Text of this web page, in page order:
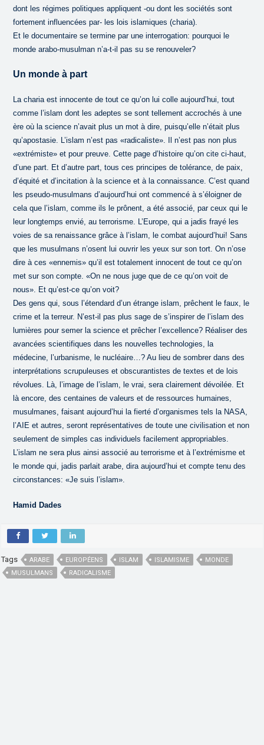
dont les régimes politiques appliquent -ou dont les sociétés sont
fortement influencées par- les lois islamiques (charia).
Et le documentaire se termine par une interrogation: pourquoi le
monde arabo-musulman n’a-t-il pas su se renouveler?
Un monde à part
La charia est innocente de tout ce qu’on lui colle aujourd’hui, tout
comme l’islam dont les adeptes se sont tellement accrochés à une
ère où la science n’avait plus un mot à dire, puisqu’elle n’était plus
qu’apostasie. L’islam n’est pas «radicaliste». Il n’est pas non plus
«extrémiste» et pour preuve. Cette page d’histoire qu’on cite ci-haut,
d’une part. Et d’autre part, tous ces principes de tolérance, de paix,
d’équité et d’incitation à la science et à la connaissance. C’est quand
les pseudo-musulmans d’aujourd’hui ont commencé à s’éloigner de
cela que l’islam, comme ils le prônent, a été associé, par ceux qui le
leur longtemps envié, au terrorisme. L’Europe, qui a jadis frayé les
voies de sa renaissance grâce à l’islam, le combat aujourd’hui! Sans
que les musulmans n’osent lui ouvrir les yeux sur son tort. On n’ose
dire à ces «ennemis» qu’il est totalement innocent de tout ce qu’on
met sur son compte. «On ne nous juge que de ce qu’on voit de
nous». Et qu’est-ce qu’on voit?
Des gens qui, sous l’étendard d’un étrange islam, prêchent le faux, le
crime et la terreur. N’est-il pas plus sage de s’inspirer de l’islam des
lumières pour semer la science et prêcher l’excellence? Réaliser des
avancées scientifiques dans les nouvelles technologies, la
médecine, l’urbanisme, le nucléaire…? Au lieu de sombrer dans des
interprétations scrupuleuses et obscurantistes de textes et de lois
révolues. Là, l’image de l’islam, le vrai, sera clairement dévoilée. Et
là encore, des centaines de valeurs et de ressources humaines,
musulmanes, faisant aujourd’hui la fierté d’organismes tels la NASA,
l’AIE et autres, seront représentatives de toute une civilisation et non
seulement de simples cas individuels facilement appropriables.
L’islam ne sera plus ainsi associé au terrorisme et à l’extrémisme et
le monde qui, jadis parlait arabe, dira aujourd’hui et compte tenu des
circonstances: «Je suis l’islam».
Hamid Dades
Tags ARABE EUROPÉENS ISLAM ISLAMISME
MONDE
MUSULMANS
RADICALISME